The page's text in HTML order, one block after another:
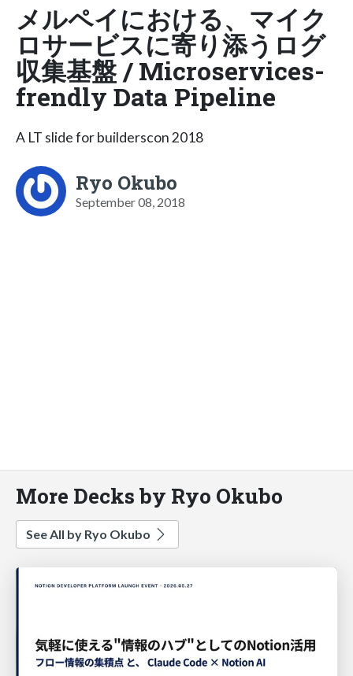
メルペイにおける、マイク
ロサービスに寄り添うログ
収集基盤 / Microservices-
frendly Data Pipeline
A LT slide for builderscon 2018
Ryo Okubo
September 08, 2018
More Decks by Ryo Okubo
See All by Ryo Okubo